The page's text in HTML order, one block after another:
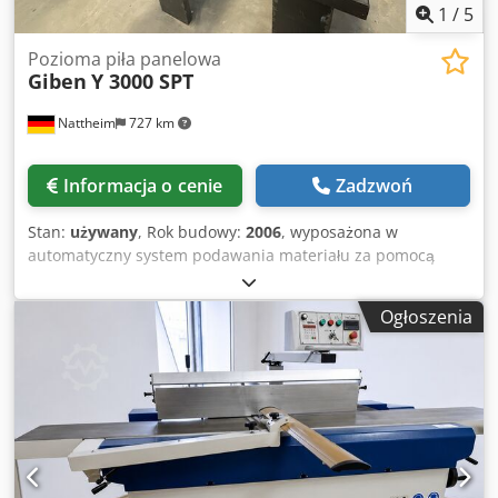
1 / 5
Nattheim 727 km
Pozioma piła panelowa
Giben Y 3000 SPT
Informacja o cenie Zadzwoń
Stan: używany, Rok budowy: 2006, wyposażona w
automatyczny system podawania materiału za pomocą
podnoszonego stołu z 4 precyzyjnymi śrubami, dzięki
czemu stos materiału jest zawsze równomiernie
utrzymywany na właściwej wysokości. Wyposażona w 4
napędzane grupy rolek. Wymiary podnoszonego stołu:
6000 x 2200 mm Strona podawania materiału: z boku, po
lewej stronie (z perspektywy operatora) Maksymalna
wysokość stosu: 450 mm Wysokość podnoszonego stołu w
dolnej pozycji: do ustalenia Prędkość ruchu w górę i w dół:
0,7 m/min. Napęd podnoszonego stołu: 3 kW Napędzana
grupa rolek: 4 STANDARDOWA KONFIGURACJA Dostępna
Ogłoszenia